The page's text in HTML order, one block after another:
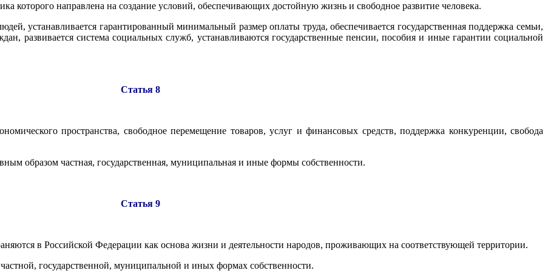
которого направлена на создание условий, обеспечивающих достойную жизнь и свободное развитие человека.
устанавливается гарантированный минимальный размер оплаты труда, обеспечивается государственная поддержка семьи,
развивается система социальных служб, устанавливаются государственные пенсии, пособия и иные гарантии социальной
Статья 8
пространства, свободное перемещение товаров, услуг и финансовых средств, поддержка конкуренции, свобода
образом частная, государственная, муниципальная и иные формы собственности.
Статья 9
в Российской Федерации как основа жизни и деятельности народов, проживающих на соответствующей территории.
государственной, муниципальной и иных формах собственности.